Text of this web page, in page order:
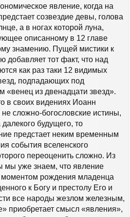
явление, когда на
созвездие девы, голова
а в ногах которой луна,
описанному в 12 главе
знамению. Пущей мистики к
добавляет тот факт, что над
как раз таки 12 видимых
подпадающих под
«венец из двенадцати звезд».
в своих видениях Иоанн
сложно-богословские истины,
будущего, то
предстает неким временным
события вселенского
переоценить сложно. Из
мы уже знаем, что явление
рождения младенца
к Богу и престолу Его и
все народы жезлом железным,
приобретает смысл «явления»,